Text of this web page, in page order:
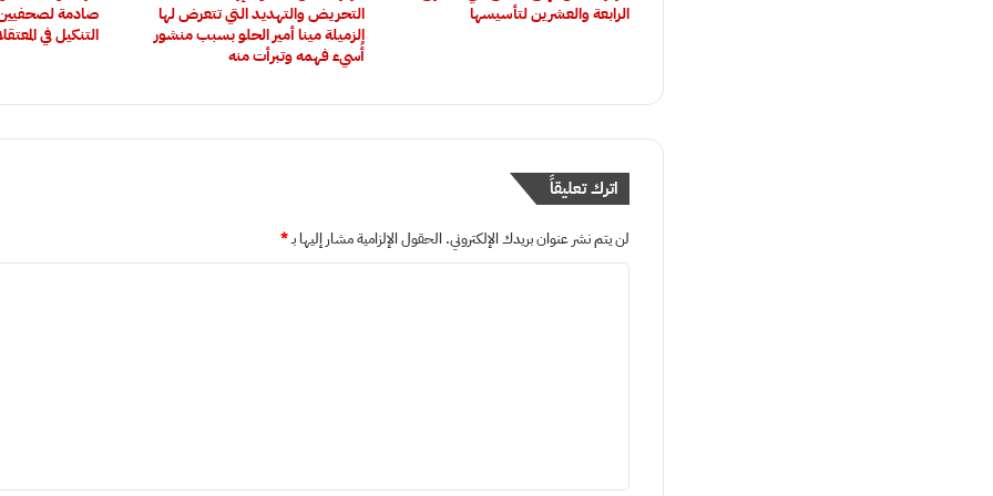
الرابعة والعشرين لتأسيسها
التحريض والتهديد التي تتعرض لها
الزميلة مينا أمير الحلو بسبب منشور
أُسيء فهمه وتبرأت منه
صادمة
التنكيل في
اترك تعليقاً
لن يتم نشر عنوان بريدك الإلكتروني. الحقول الإلزامية مشار إليها بـ*